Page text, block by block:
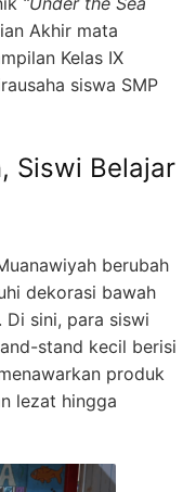
Akhir mata
Kelas IX
siswa SMP
Siswi Belajar
berubah
dekorasi bawah
sini, para siswi
stand kecil berisi
produk
lezat hingga